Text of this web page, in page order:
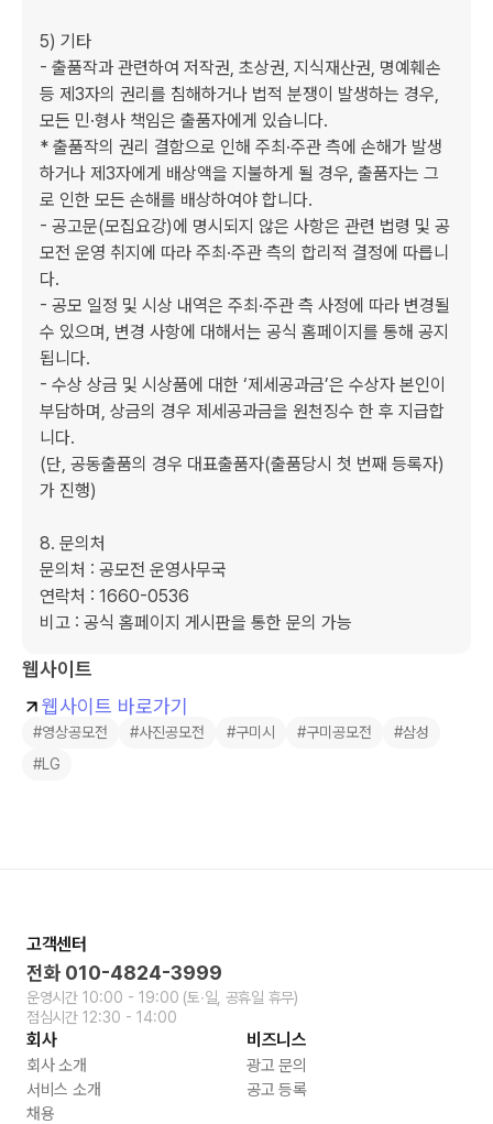
5) 기타
- 출품작과 관련하여 저작권, 초상권, 지식재산권, 명예훼손
등 제3자의 권리를 침해하거나 법적 분쟁이 발생하는 경우,
모든 민·형사 책임은 출품자에게 있습니다.
* 출품작의 권리 결함으로 인해 주최·주관 측에 손해가 발생
하거나 제3자에게 배상액을 지불하게 될 경우, 출품자는 그
로 인한 모든 손해를 배상하여야 합니다.
- 공고문(모집요강)에 명시되지 않은 사항은 관련 법령 및 공
모전 운영 취지에 따라 주최·주관 측의 합리적 결정에 따릅니
다.
- 공모 일정 및 시상 내역은 주최·주관 측 사정에 따라 변경될
수 있으며, 변경 사항에 대해서는 공식 홈페이지를 통해 공지
됩니다.
- 수상 상금 및 시상품에 대한 ‘제세공과금’은 수상자 본인이
부담하며, 상금의 경우 제세공과금을 원천징수 한 후 지급합
니다.
(단, 공동출품의 경우 대표출품자(출품당시 첫 번째 등록자)
가 진행)
8. 문의처
문의처 : 공모전 운영사무국
연락처 : 1660-0536
비고 : 공식 홈페이지 게시판을 통한 문의 가능
웹사이트
웹사이트 바로가기
#영상공모전 #사진공모전 #구미시 #구미공모전
#삼성
#LG
고객센터
전화 010-4824-3999
운영시간 10:00 - 19:00 (토∙일, 공휴일 휴무)
점심시간 12:30 - 14:00
회사
회사 소개
서비스 소개
채용
비즈니스
광고 문의
공고 등록